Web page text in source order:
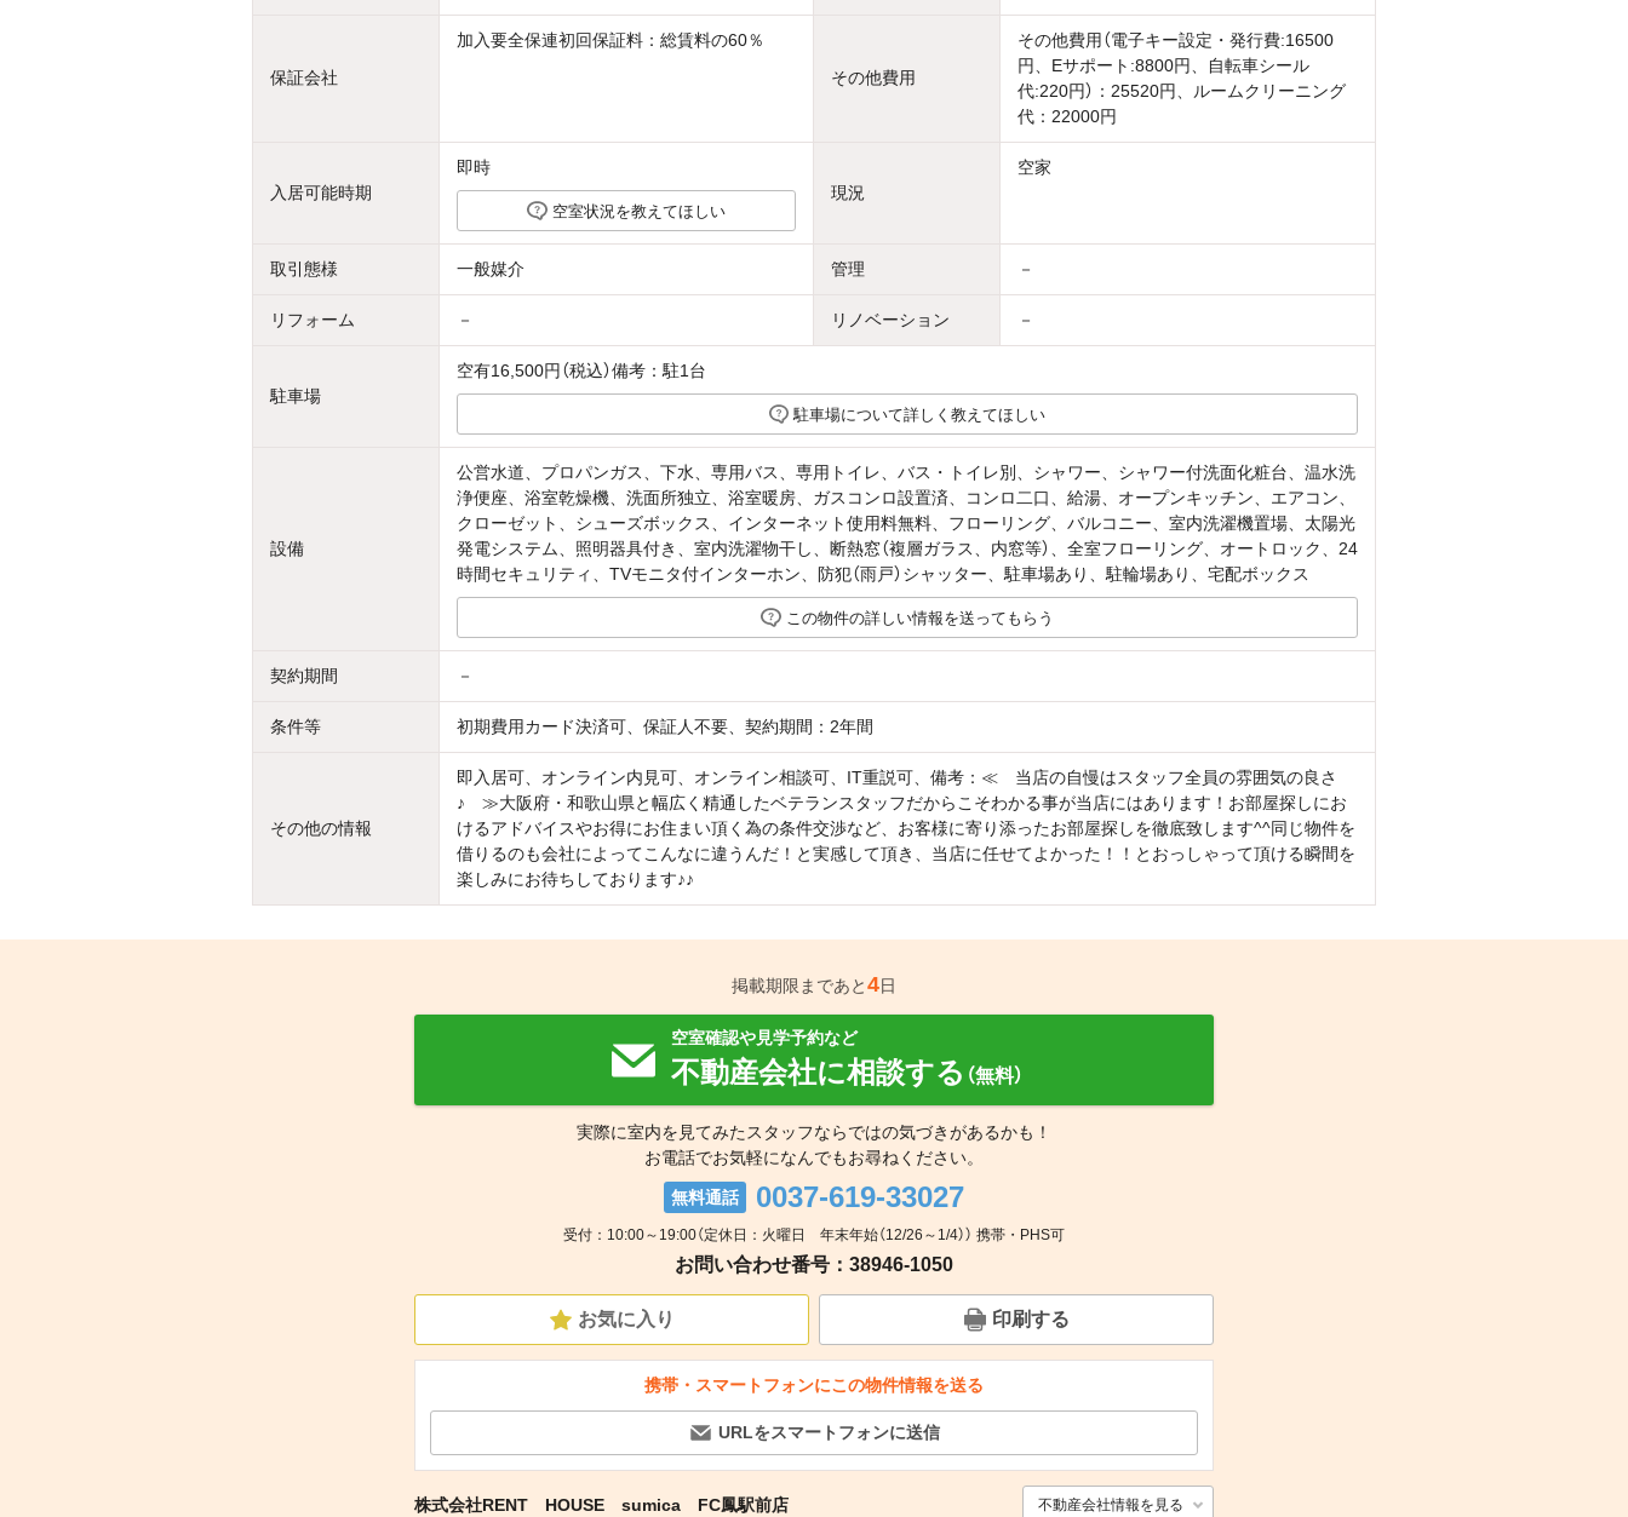
保証会社
加入要全保連初回保証料：総賃料の60％
その他費用
その他費用（電子キー設定・発行費:16500
円、Eサポート:8800円、自転車シール
代:220円）：25520円、ルームクリーニング
代：22000円
入居可能時期
即時
空室状況を教えてほしい
現況
空家
取引態様 一般媒介 管理 －
リフォーム － リノベーション －
駐車場
空有16,500円（税込）備考：駐1台
駐車場について詳しく教えてほしい
設備
公営水道、プロパンガス、下水、専用バス、専用トイレ、バス・トイレ別、シャワー、シャワー付洗面化粧台、温水洗
浄便座、浴室乾燥機、洗面所独立、浴室暖房、ガスコンロ設置済、コンロ二口、給湯、オープンキッチン、エアコン、
クローゼット、シューズボックス、インターネット使用料無料、フローリング、バルコニー、室内洗濯機置場、太陽光
発電システム、照明器具付き、室内洗濯物干し、断熱窓（複層ガラス、内窓等）、全室フローリング、オートロック、24
時間セキュリティ、TVモニタ付インターホン、防犯（雨戸）シャッター、駐車場あり、駐輪場あり、宅配ボックス
この物件の詳しい情報を送ってもらう
契約期間 －
条件等 初期費用カード決済可、保証人不要、契約期間：2年間
その他の情報
即入居可、オンライン内見可、オンライン相談可、IT重説可、備考：≪ 当店の自慢はスタッフ全員の雰囲気の良さ
♪ ≫大阪府・和歌山県と幅広く精通したベテランスタッフだからこそわかる事が当店にはあります！お部屋探しにお
けるアドバイスやお得にお住まい頂く為の条件交渉など、お客様に寄り添ったお部屋探しを徹底致します^^同じ物件を
借りるのも会社によってこんなに違うんだ！と実感して頂き、当店に任せてよかった！！とおっしゃって頂ける瞬間を
楽しみにお待ちしております♪♪
掲載期限まであと4日
空室確認や見学予約など
不動産会社に相談する （無料）
実際に室内を見てみたスタッフならではの気づきがあるかも！
お電話でお気軽になんでもお尋ねください。
無料通話 0037-619-33027
受付：10:00～19:00（定休日：火曜日 年末年始（12/26～1/4）） 携帯・PHS可
お問い合わせ番号：38946-1050
お気に入り 印刷する
携帯・スマートフォンにこの物件情報を送る
URLをスマートフォンに送信
株式会社RENT HOUSE sumica FC鳳駅前店 不動産会社情報を見る